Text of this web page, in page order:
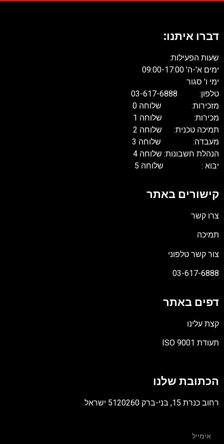
דברו איתנו:
שעות הפעילות:
ימים א'-ה' 09:00-17:00
ימי ו' סגור
טלפון: 03-617-6888
מזכירות: שלוחה 0
מכירות: שלוחה 1
תמיכה טכנית: שלוחה 2
מעבדה: שלוחה 3
הנהלת חשבונות: שלוחה 4
יבוא : שלוחה 5
קישורים באתר
צרו קשר
תמיכה
צור קשר טלפוני
03-617-6888
דפים באתר
קצת עלינו
תעודת ISO 9001
PDF
הכתובת שלנו
רחוב כנרת 15, בני-ברק 5120260 ישראל